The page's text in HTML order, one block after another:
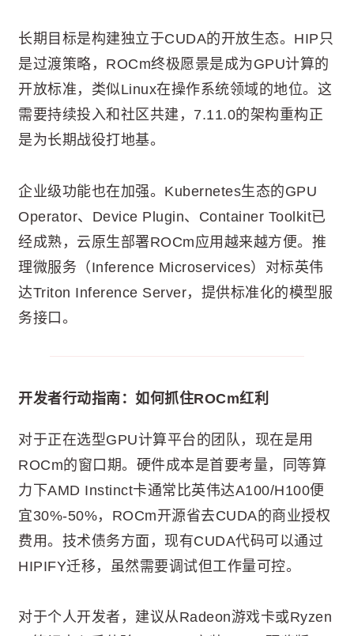
长期目标是构建独立于CUDA的开放生态。HIP只
是过渡策略，ROCm终极愿景是成为GPU计算的
开放标准，类似Linux在操作系统领域的地位。这
需要持续投入和社区共建，7.11.0的架构重构正
是为长期战役打地基。
企业级功能也在加强。Kubernetes生态的GPU
Operator、Device Plugin、Container Toolkit已
经成熟，云原生部署ROCm应用越来越方便。推
理微服务（Inference Microservices）对标英伟
达Triton Inference Server，提供标准化的模型服
务接口。
开发者行动指南：如何抓住ROCm红利
对于正在选型GPU计算平台的团队，现在是用
ROCm的窗口期。硬件成本是首要考量，同等算
力下AMD Instinct卡通常比英伟达A100/H100便
宜30%-50%，ROCm开源省去CUDA的商业授权
费用。技术债务方面，现有CUDA代码可以通过
HIPIFY迁移，虽然需要调试但工作量可控。
对于个人开发者，建议从Radeon游戏卡或Ryzen